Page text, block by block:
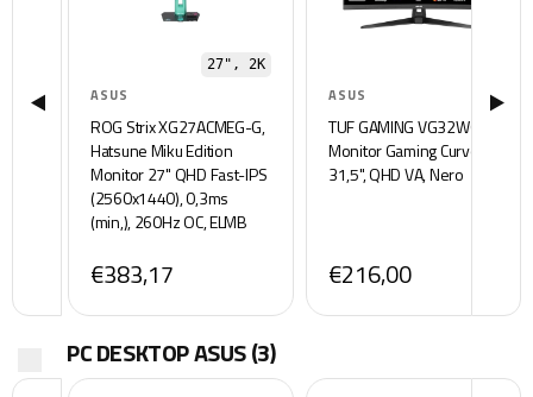
27", 2K
ASUS
ROG Strix XG27ACMEG-G,
Hatsune Miku Edition
Monitor 27" QHD Fast-IPS
(2560x1440), 0,3ms
(min,), 260Hz OC, ELMB
con G-Sync,
DisplayWidget Center,
Aura Sync, Verde-Azzurro
€383,17
ASUS
TUF GAMING VG32WQ3B,
Monitor Gaming Curvo da
31,5", QHD VA, Nero
€216,00
PC DESKTOP ASUS(3)